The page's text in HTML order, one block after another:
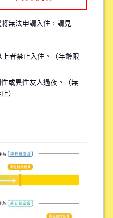
物件。
場。
無法申請入住，請見
者禁止入住。（年齡限
或異性友人過夜。（無
）